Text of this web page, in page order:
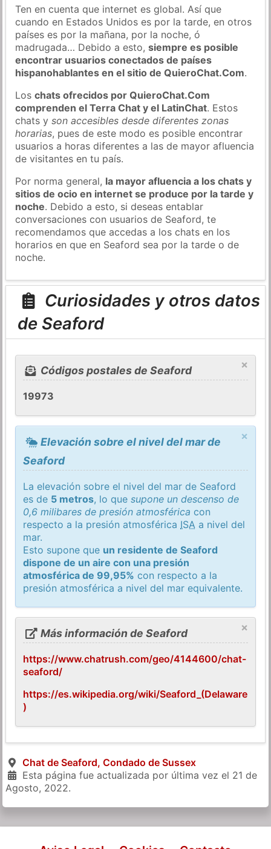
Ten en cuenta que internet es global. Así que
cuando en Estados Unidos es por la tarde, en otros
países es por la mañana, por la noche, ó
madrugada… Debido a esto,siempre es posible
encontrar usuarios conectados de países
hispanohablantes en el sitio de QuieroChat.Com.
Loschats ofrecidos por QuieroChat.Com
comprenden el Terra Chat y el LatinChat. Estos
chats yson accesibles desde diferentes zonas
horarias, pues de este modo es posible encontrar
usuarios a horas diferentes a las de mayor afluencia
de visitantes en tu país.
Por norma general, la mayor afluencia a los chats y
sitios de ocio en internet se produce por la tarde y
noche. Debido a esto, si deseas entablar
conversaciones con usuarios de Seaford, te
recomendamos que accedas a los chats en los
horarios en que en Seaford sea por la tarde o de
noche.
Curiosidades y otros datos
de Seaford
×
Códigos postales de Seaford
19973
×
Elevación sobre el nivel del mar de
Seaford
La elevación sobre el nivel del mar de Seaford
es de 5 metros, lo quesupone un descenso de
0,6 milibares de presión atmosférica con
respecto a la presión atmosférica ISA a nivel del
mar.
Esto supone que un residente de Seaford
dispone de un aire con una presión
atmosférica de 99,95% con respecto a la
presión atmosférica a nivel del mar equivalente.
×
Más información de Seaford
https://www.chatrush.com/geo/4144600/chat-
seaford/
https://es.wikipedia.org/wiki/Seaford_(Delaware
)
Chat de Seaford, Condado de Sussex
Esta página fue actualizada por última vez el 21 de
Agosto, 2022.